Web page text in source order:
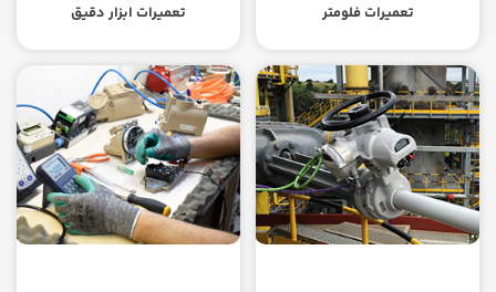
تعمیرات فلومتر تعمیرات ابزار دقیق